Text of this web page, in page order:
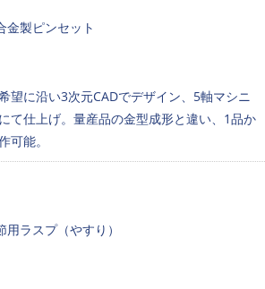
金製ピンセット
望に沿い3次元CADでデザイン、5軸マシニ
て仕上げ。量産品の金型成形と違い、1品か
可能。
用ラスプ（やすり）